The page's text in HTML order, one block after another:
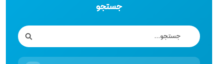
جستجو